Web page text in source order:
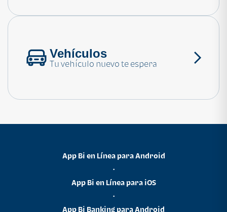
Vehículos
Tu vehículo nuevo te espera
App Bi en Línea para Android
•
App Bi en Línea para iOS
•
App Bi Banking para Android